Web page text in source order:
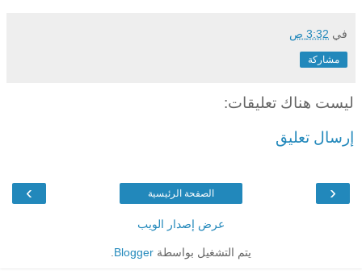
في 3:32 ص
مشاركة
ليست هناك تعليقات:
إرسال تعليق
‹
› الصفحة الرئيسية
عرض إصدار الويب
يتم التشغيل بواسطة Blogger